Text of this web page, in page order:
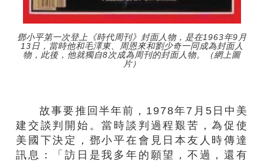
鄧小平第一次登上《時代周刊》封面人物，是在1963年9月
13日，當時他和毛澤東、周恩來和劉少奇一同成為封面人
物，此後，他就獨自8次成為周刊的封面人物。（網上圖
片）
故事要推回半年前，1978年7月5日中美
建交談判開始。當時談判過程艱苦，為促使
美國下決定，鄧小平在會見日本友人時傳達
訊息：「訪日是我多年的願望，不過，還有